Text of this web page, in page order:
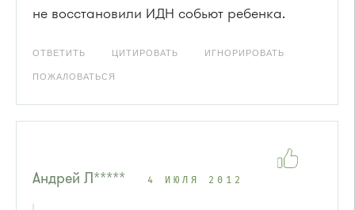
не восстановили ИДН собьют ребенка.
ОТВЕТИТЬ ЦИТИРОВАТЬ ИГНОРИРОВАТЬ
ПОЖАЛОВАТЬСЯ
Андрей Л***** 4 ИЮЛЯ 2012